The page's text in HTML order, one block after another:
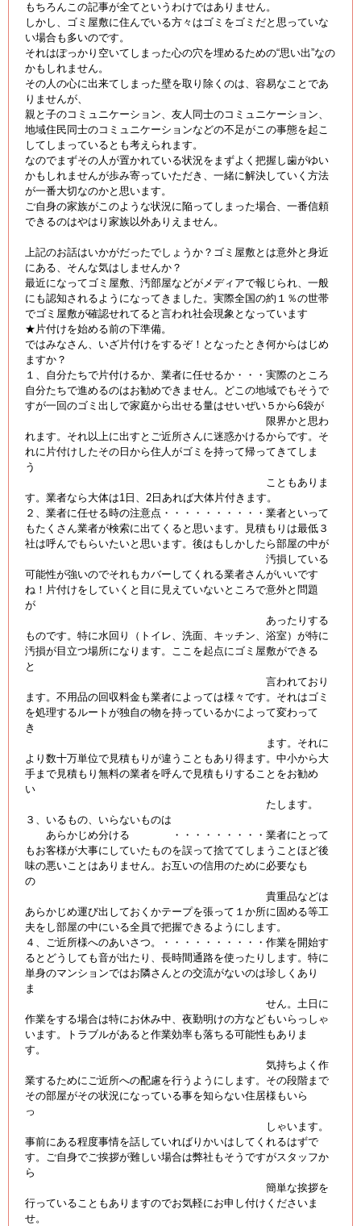
もちろんこの記事が全てというわけではありません。
しかし、ゴミ屋敷に住んでいる方々はゴミをゴミだと思っていな
い場合も多いのです。
それはぽっかり空いてしまった心の穴を埋めるための“思い出”なの
かもしれません。
その人の心に出来てしまった壁を取り除くのは、容易なことであ
りませんが、
親と子のコミュニケーション、友人同士のコミュニケーション、
地域住民同士のコミュニケーションなどの不足がこの事態を起こ
してしまっているとも考えられます。
なのでまずその人が置かれている状況をまずよく把握し歯がゆい
かもしれませんが歩み寄っていただき、一緒に解決していく方法
が一番大切なのかと思います。
ご自身の家族がこのような状況に陥ってしまった場合、一番信頼
できるのはやはり家族以外ありえません。
上記のお話はいかがだったでしょうか？ゴミ屋敷とは意外と身近
にある、そんな気はしませんか？
最近になってゴミ屋敷、汚部屋などがメディアで報じられ、一般
にも認知されるようになってきました。実際全国の約１％の世帯
でゴミ屋敷が確認せれてると言われ社会現象となっています
★片付けを始める前の下準備。
ではみなさん、いざ片付けをするぞ！となったとき何からはじめ
ますか？
１、自分たちで片付けるか、業者に任せるか・・・実際のところ
自分たちで進めるのはお勧めできません。どこの地域でもそうで
すが一回のゴミ出しで家庭から出せる量はせいぜい５から6袋が
限界かと思わ
れます。それ以上に出すとご近所さんに迷惑かけるからです。そ
れに片付けしたその日から住人がゴミを持って帰ってきてしま
う
こともありま
す。業者なら大体は1日、2日あれば大体片付きます。
２、業者に任せる時の注意点・・・・・・・・・・業者といって
もたくさん業者が検索に出てくると思います。見積もりは最低３
社は呼んでもらいたいと思います。後はもしかしたら部屋の中が
汚損している
可能性が強いのでそれもカバーしてくれる業者さんがいいです
ね！片付けをしていくと目に見えていないところで意外と問題
が
あったりする
ものです。特に水回り（トイレ、洗面、キッチン、浴室）が特に
汚損が目立つ場所になります。ここを起点にゴミ屋敷ができる
と
言われており
ます。不用品の回収料金も業者によっては様々です。それはゴミ
を処理するルートが独自の物を持っているかによって変わって
き
ます。それに
より数十万単位で見積もりが違うこともあり得ます。中小から大
手まで見積もり無料の業者を呼んで見積もりすることをお勧め
い
たします。
３、いるもの、いらないものは
あらかじめ分ける ・・・・・・・・・業者にとって
もお客様が大事にしていたものを誤って捨ててしまうことほど後
味の悪いことはありません。お互いの信用のために必要なも
の
貴重品などは
あらかじめ運び出しておくかテープを張って１か所に固める等工
夫をし部屋の中にいる全員で把握できるようにします。
４、ご近所様へのあいさつ。・・・・・・・・・・作業を開始す
るとどうしても音が出たり、長時間通路を使ったりします。特に
単身のマンションではお隣さんとの交流がないのは珍しくあり
ま
せん。土日に
作業をする場合は特にお休み中、夜勤明けの方などもいらっしゃ
います。トラブルがあると作業効率も落ちる可能性もありま
す。
気持ちよく作
業するためにご近所への配慮を行うようにします。その段階まで
その部屋がその状況になっている事を知らない住居様もいら
っ
しゃいます。
事前にある程度事情を話していればりかいはしてくれるはずで
す。ご自身でご挨拶が難しい場合は弊社もそうですがスタッフか
ら
簡単な挨拶を
行っていることもありますのでお気軽にお申し付けくださいま
せ。